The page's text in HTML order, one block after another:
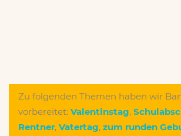
Zu folgenden Themen haben wir
vorbereitet: Valentinstag,
Rentner, Vatertag, zum runden